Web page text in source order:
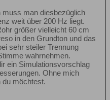
muss man diesbezüglich
weit über 200 Hz liegt.
größer vielleicht 60 cm
in den Grundton und das
sehr steiler Trennung
wahrnehmen.
ein Simulationsvorschlag
Ohne mich
du möchtest.